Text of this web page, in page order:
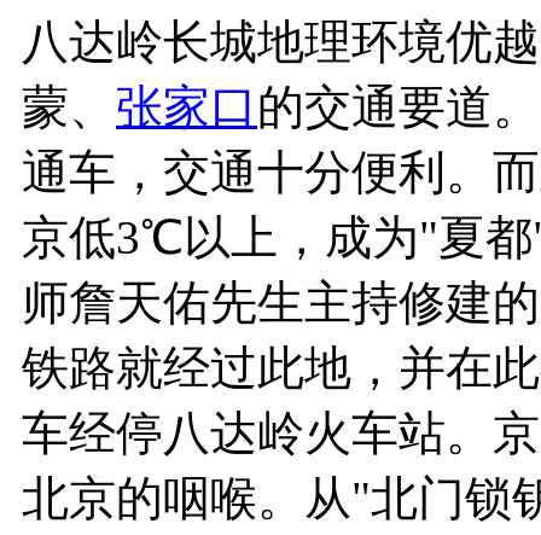
八达岭长城地理环境优
蒙、 张家口的交通要道
通车，交通十分便利。
京低3℃以上，成为"夏
师詹天佑先生主持修建
铁路就经过此地，并在
车经停八达岭火车站。
北京的咽喉。从"北门锁